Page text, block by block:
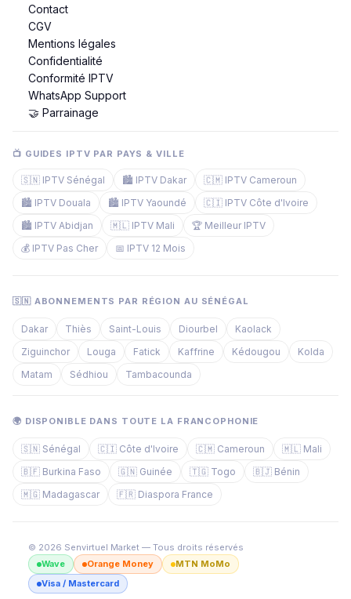
Contact
CGV
Mentions légales
Confidentialité
Conformité IPTV
WhatsApp Support
🤝 Parrainage
📺 GUIDES IPTV PAR PAYS & VILLE
🇸🇳 IPTV Sénégal 🏙️ IPTV Dakar
🇨🇲 IPTV Cameroun
🏙️ IPTV Douala
🏙️ IPTV Yaoundé
🇨🇮 IPTV Côte d'Ivoire
🏙️ IPTV Abidjan
🇲🇱 IPTV Mali
🏆 Meilleur IPTV
💰 IPTV Pas Cher
📅 IPTV 12 Mois
🇸🇳 ABONNEMENTS PAR RÉGION AU SÉNÉGAL
Dakar Thiès Saint-Louis Diourbel
Kaolack
Ziguinchor
Louga Fatick Kaffrine Kédougou
Kolda
Matam
Sédhiou Tambacounda
🌍 DISPONIBLE DANS TOUTE LA FRANCOPHONIE
🇸🇳 Sénégal 🇨🇮 Côte d'Ivoire 🇨🇲 Cameroun
🇲🇱 Mali
🇧🇫 Burkina Faso
🇬🇳 Guinée 🇹🇬 Togo
🇧🇯 Bénin
🇲🇬 Madagascar
🇫🇷 Diaspora France
© 2026 Senvirtuel Market — Tous droits réservés
Wave
Orange Money
MTN MoMo
Visa / Mastercard